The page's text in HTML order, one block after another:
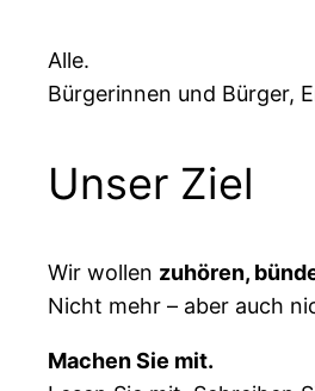
Alle.
Bürgerinnen und Bürger,
Unser Ziel
Wir wollen zuhören,
Nicht mehr – aber auch
Machen Sie mit.